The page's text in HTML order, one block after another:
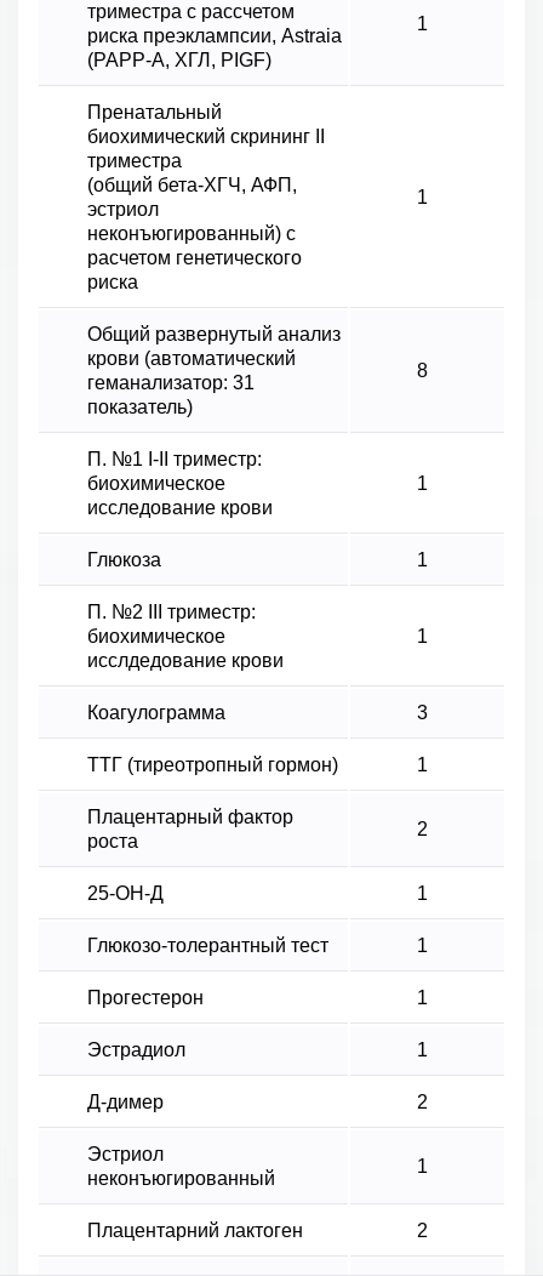
триместра с рассчетом
риска преэклампсии, Astraia
(PAPP-A, ХГЛ, PIGF)
1
Пренатальный
биохимический скрининг II
триместра
(общий бета-ХГЧ, АФП,
эстриол
неконъюгированный) с
расчетом генетического
риска
1
Общий развернутый анализ
крови (автоматический
геманализатор: 31
показатель)
8
П. №1 I-II триместр:
биохимическое
исследование крови
1
Глюкоза 1
П. №2 ІІІ триместр:
биохимическое
исслдедование крови
1
Коагулограмма 3
ТТГ (тиреотропный гормон) 1
Плацентарный фактор
роста
2
25-ОН-Д 1
Глюкозо-толерантный тест 1
Прогестерон 1
Эстрадиол 1
Д-димер 2
Эстриол
неконъюгированный
1
Плацентарний лактоген 2